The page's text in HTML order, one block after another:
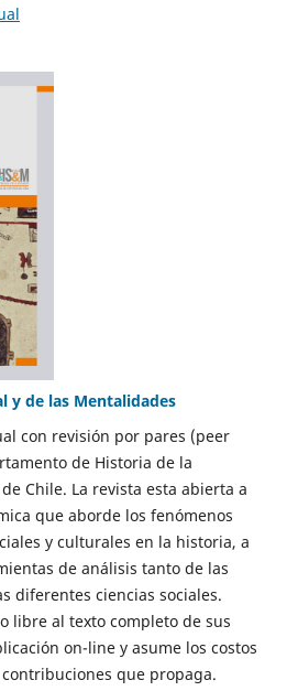
y de las Mentalidades
con revisión por pares (peer
de Historia de la
Chile. La revista esta abierta a
que aborde los fenómenos
y culturales en la historia, a
de análisis tanto de las
diferentes ciencias sociales.
libre al texto completo de sus
on-line y asume los costos
que propaga.